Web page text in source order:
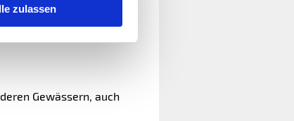
zulassen
Gewässern, auch